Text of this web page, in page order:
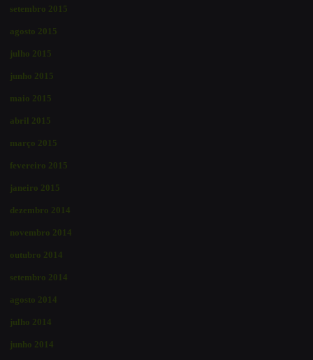
setembro 2015
agosto 2015
julho 2015
junho 2015
maio 2015
abril 2015
março 2015
fevereiro 2015
janeiro 2015
dezembro 2014
novembro 2014
outubro 2014
setembro 2014
agosto 2014
julho 2014
junho 2014